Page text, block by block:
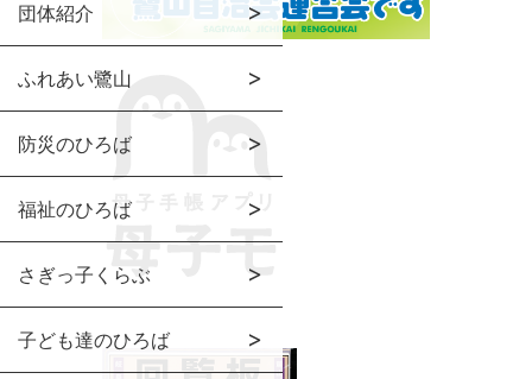
団体紹介
ふれあい鷺山
防災のひろば
福祉のひろば
さぎっ子くらぶ
子ども達のひろば